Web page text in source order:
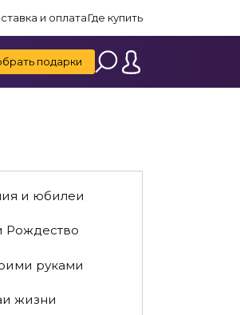
и оплатаГде купить
подарки
и юбилеи
Рождество
руками
жизни